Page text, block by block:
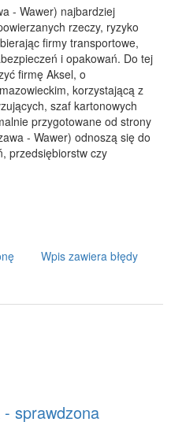
- Wawer) najbardziej
rzeczy, ryzyko
firmy transportowe,
i opakowań. Do tej
firmę Aksel, o
korzystającą z
szaf kartonowych
przygotowane od strony
- Wawer) odnoszą się do
przedsiębiorstw czy
Wpis zawiera błędy
- sprawdzona